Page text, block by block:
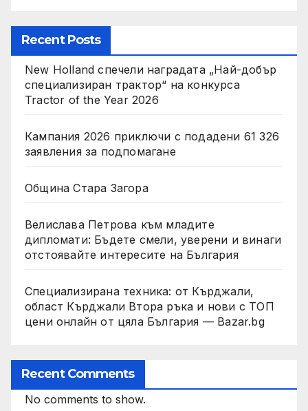
Recent Posts
New Holland спечели наградата „Най-добър
специализиран трактор“ на конкурса
Tractor of the Year 2026
Кампания 2026 приключи с подадени 61 326
заявления за подпомагане
Община Стара Загора
Велислава Петрова към младите
дипломати: Бъдете смели, уверени и винаги
отстоявайте интересите на България
Специализирана техника: от Кърджали,
област Кърджали Втора ръка и нови с ТОП
цени онлайн от цяла България — Bazar.bg
Recent Comments
No comments to show.